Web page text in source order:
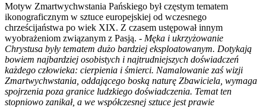
Motyw Zmartwychwstania Pańskiego był częstym tematem
ikonograficznym w sztuce europejskiej od wczesnego
chrześcijaństwa po wiek XIX. Z czasem ustępował innym
wyobrażeniom związanym z Pasją. - Męka i ukrzyżowanie
Chrystusa były tematem dużo bardziej eksploatowanym. Dotykają
bowiem najbardziej osobistych i najtrudniejszych doświadczeń
każdego człowieka: cierpienia i śmierci. Namalowanie zaś wizji
Zmartwychwstania, oddającego boską naturę Zbawiciela, wymaga
spojrzenia poza granice ludzkiego doświadczenia. Temat ten
stopniowo zanikał, a we współczesnej sztuce jest prawie